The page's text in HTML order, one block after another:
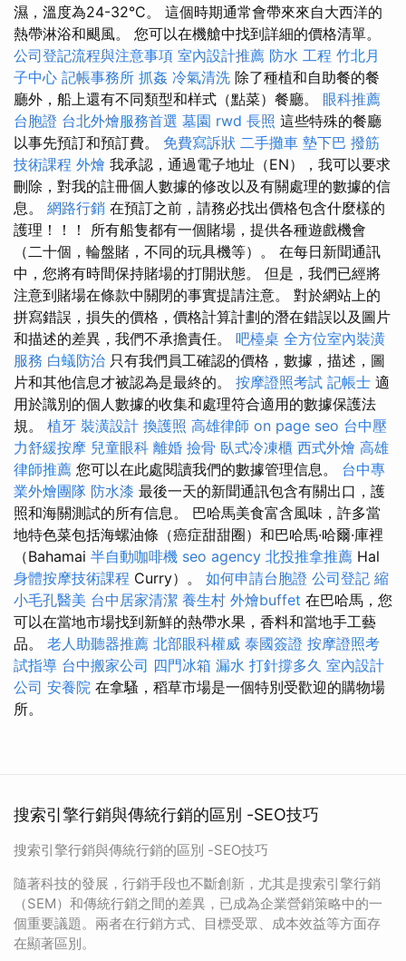
濕，溫度為24-32°C。 這個時期通常會帶來來自大西洋的
熱帶淋浴和颶風。 您可以在機艙中找到詳細的價格清單。
公司登記流程與注意事項 室內設計推薦 防水 工程 竹北月
子中心 記帳事務所 抓姦 冷氣清洗 除了種植和自助餐的餐
廳外，船上還有不同類型和样式（點菜）餐廳。 眼科推薦
台胞證 台北外燴服務首選 墓園 rwd 長照 這些特殊的餐廳
以事先預訂和預訂費。 免費寫訴狀 二手攤車 墊下巴 撥筋
技術課程 外燴 我承認，通過電子地址（EN），我可以要求
刪除，對我的註冊個人數據的修改以及有關處理的數據的信
息。 網路行銷 在預訂之前，請務必找出價格包含什麼樣的
護理！！！ 所有船隻都有一個賭場，提供各種遊戲機會
（二十個，輪盤賭，不同的玩具機等）。 在每日新聞通訊
中，您將有時間保持賭場的打開狀態。 但是，我們已經將
注意到賭場在條款中關閉的事實提請注意。 對於網站上的
拼寫錯誤，損失的價格，價格計算計劃的潛在錯誤以及圖片
和描述的差異，我們不承擔責任。 吧檯桌 全方位室內裝潢
服務 白蟻防治 只有我們員工確認的價格，數據，描述，圖
片和其他信息才被認為是最終的。 按摩證照考試 記帳士 適
用於識別的個人數據的收集和處理符合適用的數據保護法
規。 植牙 裝潢設計 換護照 高雄律師 on page seo 台中壓
力舒緩按摩 兒童眼科 離婚 撿骨 臥式冷凍櫃 西式外燴 高雄
律師推薦 您可以在此處閱讀我們的數據管理信息。 台中專
業外燴團隊 防水漆 最後一天的新聞通訊包含有關出口，護
照和海關測試的所有信息。 巴哈馬美食富含風味，許多當
地特色菜包括海螺油條（癌症甜甜圈）和巴哈馬·哈爾·庫裡
（Bahamai 半自動咖啡機 seo agency 北投推拿推薦 Hal
身體按摩技術課程 Curry）。 如何申請台胞證 公司登記 縮
小毛孔醫美 台中居家清潔 養生村 外燴buffet 在巴哈馬，您
可以在當地市場找到新鮮的熱帶水果，香料和當地手工藝
品。 老人助聽器推薦 北部眼科權威 泰國簽證 按摩證照考
試指導 台中搬家公司 四門冰箱 漏水 打針撐多久 室內設計
公司 安養院 在拿騷，稻草市場是一個特別受歡迎的購物場
所。
搜索引擎行銷與傳統行銷的區別 -SEO技巧
搜索引擎行銷與傳統行銷的區別 -SEO技巧
隨著科技的發展，行銷手段也不斷創新，尤其是搜索引擎行銷
（SEM）和傳統行銷之間的差異，已成為企業營銷策略中的一
個重要議題。兩者在行銷方式、目標受眾、成本效益等方面存
在顯著區別。